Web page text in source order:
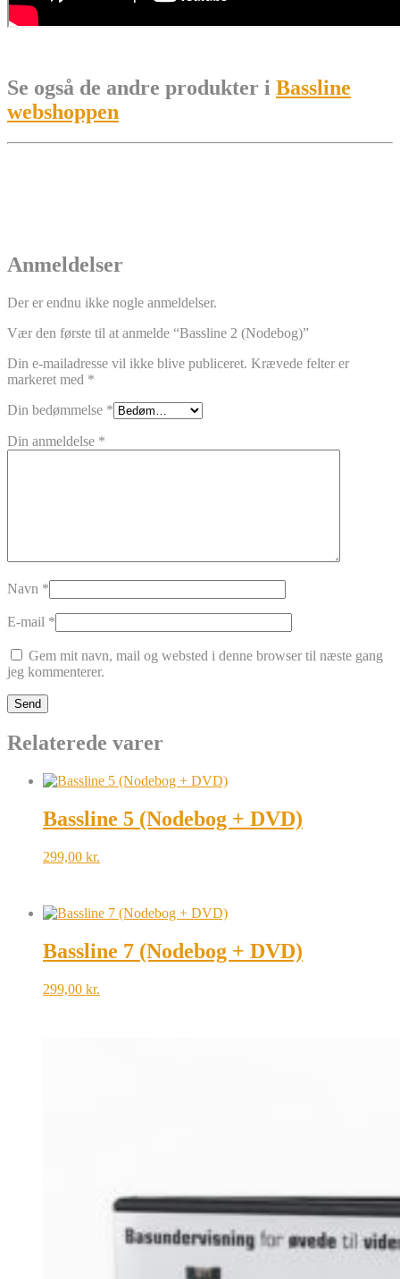
Se også de andre produkter i Bassline
webshoppen
Anmeldelser
Der er endnu ikke nogle anmeldelser.
Vær den første til at anmelde “Bassline 2 (Nodebog)”
Din e-mailadresse vil ikke blive publiceret. Krævede felter er
markeret med *
Din bedømmelse *
Din anmeldelse *
Navn *
E-mail *
Gem mit navn, mail og websted i denne browser til næste gang
jeg kommenterer.
Relaterede varer
Bassline 5 (Nodebog + DVD)
299,00 kr.
Bassline 7 (Nodebog + DVD)
299,00 kr.